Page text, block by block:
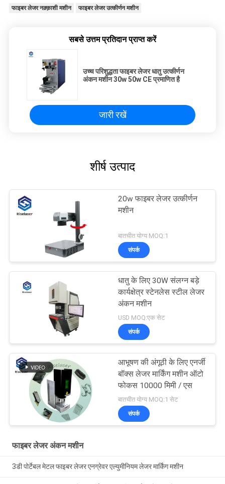
फाइबर लेजर नक़्क़ाशी मशीन फाइबर लेजर उत्कीर्णन मशीन
सबसे उत्तम प्रतिदान प्राप्त करें
उच्च परिशुद्धता फाइबर लेजर धातु उत्कीर्णन
अंकन मशीन 30w 50w CE प्रमाणित है
जारी रखें
शीर्ष उत्पाद
20w फाइबर लेजर उत्कीर्णन
मशीन
बातचीत योग्य MOQ:1
संपर्क
धातु के लिए 30W संलग्न बड़े
कार्यक्षेत्र स्टेनलेस स्टील लेजर
अंकन मशीन
USD MOQ:एक सेट
संपर्क
आभूषण की अंगूठी के लिए एनर्जी
बॉक्स लेजर मार्किंग मशीन ऑटो
फोकस 10000 मिमी / एस
बातचीत योग्य MOQ:1 सेट
संपर्क
फाइबर लेजर अंकन मशीन
3डी पोर्टेबल मेटल फाइबर लेजर एनग्रेवर एल्युमीनियम लेजर मार्किंग मशीन